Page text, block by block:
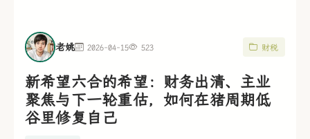
老姚 2026-04-15 523 财税
新希望六合的希望：财务出清、主业
聚焦与下一轮重估，如何在猪周期低
谷里修复自己